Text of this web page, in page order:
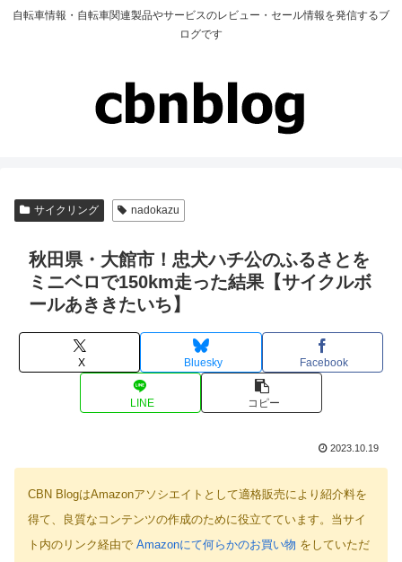
自転車情報・自転車関連製品やサービスのレビュー・セール情報を発信するブ
ログです
サイクリング nadokazu
秋田県・大館市！忠犬ハチ公のふるさとを
ミニベロで150km走った結果【サイクルボ
ールあききたいち】
X Bluesky Facebook
LINE コピー
2023.10.19
CBN BlogはAmazonアソシエイトとして適格販売により紹介料を
得て、良質なコンテンツの作成のために役立てています。当サイ
ト内のリンク経由で Amazonにて何らかのお買い物 をしていただ